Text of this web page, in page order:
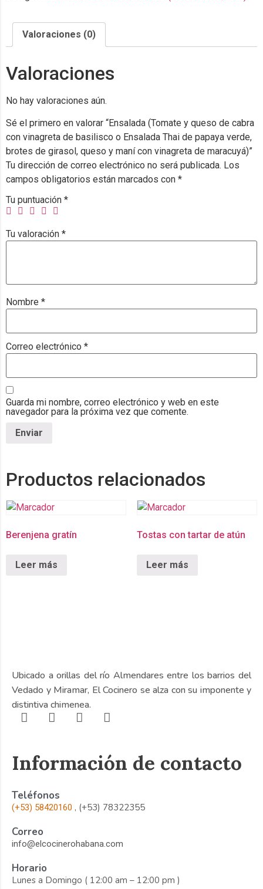
Valoraciones (0)
Valoraciones
No hay valoraciones aún.
Sé el primero en valorar “Ensalada (Tomate y queso de cabra
con vinagreta de basilisco o Ensalada Thai de papaya verde,
brotes de girasol, queso y maní con vinagreta de maracuyá)”
Tu dirección de correo electrónico no será publicada. Los
campos obligatorios están marcados con *
Tu puntuación *
Tu valoración *
Nombre *
Correo electrónico *
Guarda mi nombre, correo electrónico y web en este
navegador para la próxima vez que comente.
Productos relacionados
Berenjena gratín
Leer más
Tostas con tartar de atún
Leer más
Ubicado a orillas del río Almendares entre los barrios del
Vedado y Miramar, El Cocinero se alza con su imponente y
distintiva chimenea.
Información de contacto
Teléfonos
(+53) 58420160 , (+53) 78322355
Correo
info@elcocinerohabana.com
Horario
Lunes a Domingo ( 12:00 am – 12:00 pm )